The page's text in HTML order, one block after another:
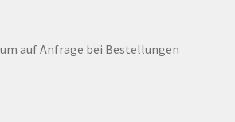
auf Anfrage bei Bestellungen